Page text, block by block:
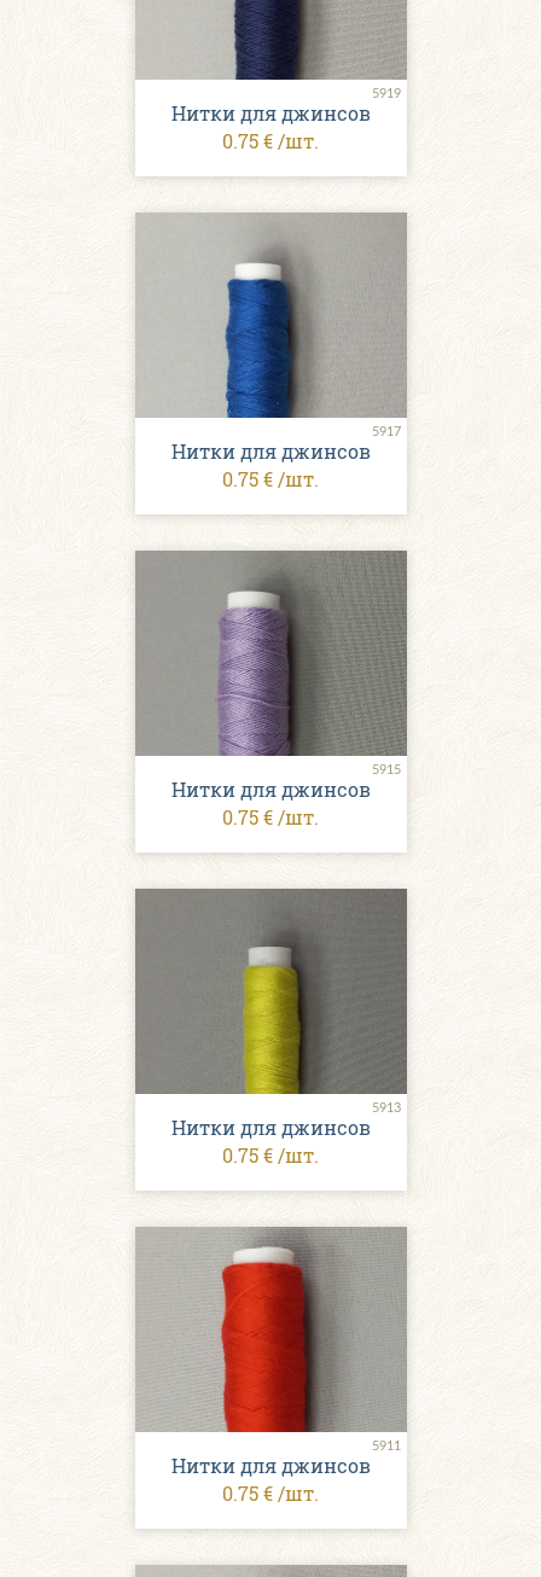
5919
Нитки для джинсов
0.75 € /шт.
5917
Нитки для джинсов
0.75 € /шт.
5915
Нитки для джинсов
0.75 € /шт.
5913
Нитки для джинсов
0.75 € /шт.
5911
Нитки для джинсов
0.75 € /шт.